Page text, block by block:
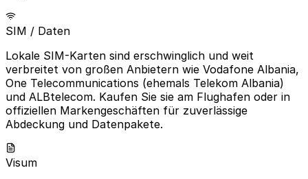
SIM / Daten
Lokale SIM-Karten sind erschwinglich und weit
verbreitet von großen Anbietern wie Vodafone Albania,
One Telecommunications (ehemals Telekom Albania)
und ALBtelecom. Kaufen Sie sie am Flughafen oder in
offiziellen Markengeschäften für zuverlässige
Abdeckung und Datenpakete.
Visum